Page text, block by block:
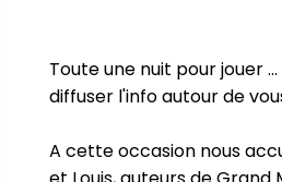
Toute une nuit pour jouer
diffuser l'info autour de
A cette occasion nous